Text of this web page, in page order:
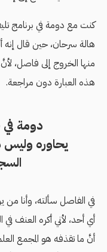
كنت مع دومة في برنامج
هالة سرحان، حين قال
منها الخروج إلى فاصل،
هذه العبارة دون مراجعة.
دومة
يحاوره وليس
في الفاصل سألته، وأنا
أي أحد، لأني أكره العنف
أنَّ ما تقذفه هو المجمع